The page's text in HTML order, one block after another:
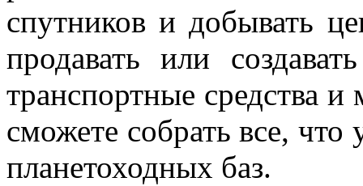
спутников и добывать
продавать или
транспортные средства
сможете собрать все,
планетоходных баз.